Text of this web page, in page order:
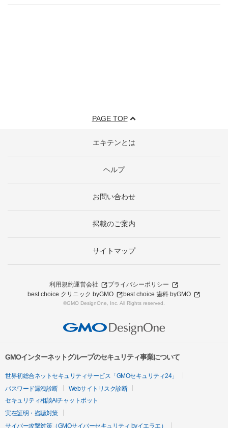
PAGE TOP
エキテンとは
ヘルプ
お問い合わせ
掲載のご案内
サイトマップ
利用規約運営会社
プライバシーポリシー
best choice クリニック byGMO
best choice 歯科 byGMO
©GMO DesignOne, Inc. All Rights reserved.
GMOインターネットグループのセキュリティ事業について
世界初総合ネットセキュリティサービス「GMOセキュリティ24」
パスワード漏洩診断
Webサイトリスク診断
セキュリティ相談AIチャットボット
実在証明・盗聴対策
サイバー攻撃対策（GMOサイバーセキュリティ byイエラエ）